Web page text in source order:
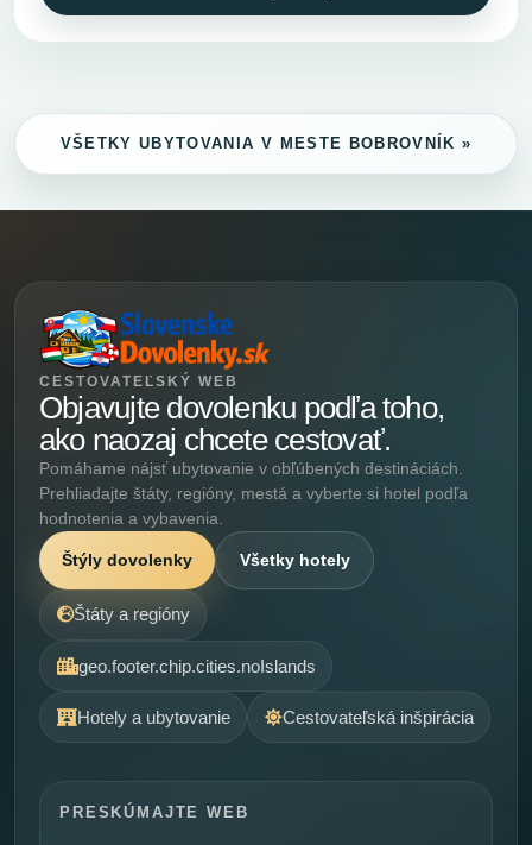
VŠETKY UBYTOVANIA V MESTE BOBROVNÍK »
CESTOVATEĽSKÝ WEB
Objavujte dovolenku podľa toho,
ako naozaj chcete cestovať.
Pomáhame nájsť ubytovanie v obľúbených destináciách.
Prehliadajte štáty, regióny, mestá a vyberte si hotel podľa
hodnotenia a vybavenia.
Štýly dovolenky Všetky hotely
Štáty a regióny
geo.footer.chip.cities.noIslands
Hotely a ubytovanie Cestovateľská inšpirácia
PRESKÚMAJTE WEB